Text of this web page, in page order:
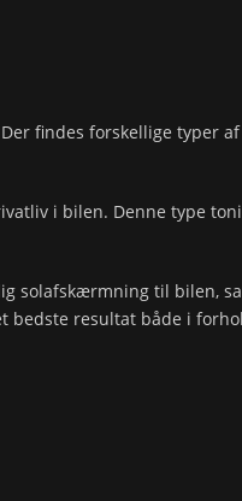
findes forskellige typer
i bilen. Denne type
solafskærmning til bilen,
resultat både i